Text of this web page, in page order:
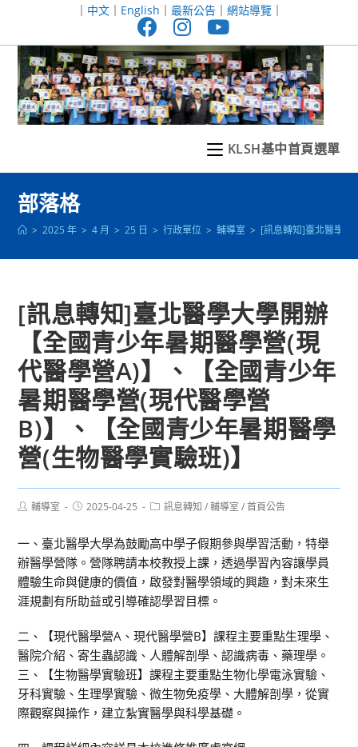
至
｜ 中文｜ English ｜ 最新公告｜ 網站導覽｜
KLSH基中首頁選單
部落格
> 2025 年 > 4 月 > 25 日 > 行政單位 > 輔導室 > [訊息轉知]臺北醫學大
[訊息轉知]臺北醫學大學開辦
【全國青少年暑期醫學營(現
代醫學營A)】、【全國青少年
暑期醫學營(現代醫學營
B)】、【全國青少年暑期醫學
營(生物醫學實驗班)】
Post輔導室
Post2025-04-25
Post訊息轉知 / 輔導室 / 首頁公告
一、臺北醫學大學為鼓勵高中學子假期參與學習活動，特舉
辦醫學營隊。營隊聘請本校教授上課，透過學習內容讓學員
體驗生命與健康的價值，啟發對醫學領域的興趣，對未來生
涯規劃有所助益或引導確認學習目標。
二、【現代醫學營A、現代醫學營B】課程主要重點生理學、
醫院介紹、寄生蟲認識、人體解剖學、認識病毒、藥理學。
三、【生物醫學實驗班】課程主要重點生物化學電泳實驗、
牙科實驗、生理學實驗、微生物免疫學、大體解剖學，從實
際觀察與操作，建立紮實醫學與科學基礎。